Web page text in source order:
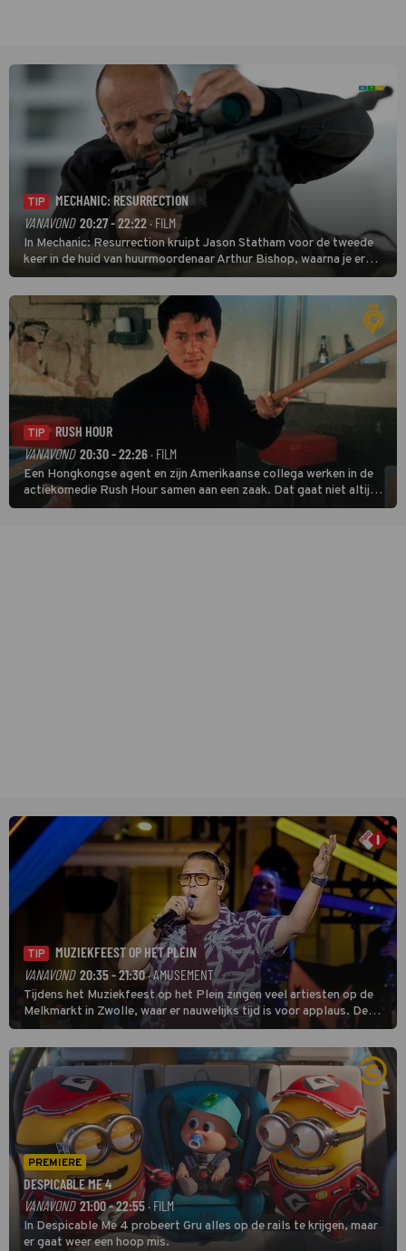
TIP
MECHANIC: RESURRECTION
VANAVOND 20:27 - 22:22· FILM
In Mechanic: Resurrection kruipt Jason Statham voor de tweede
keer in de huid van huurmoordenaar Arthur Bishop, waarna je er
donder op kunt zeggen dat er van Bishops geplande pensioen niet
veel terechtkomt.
TIP
RUSH HOUR
VANAVOND 20:30 - 22:26 · FILM
Een Hongkongse agent en zijn Amerikaanse collega werken in de
actiekomedie Rush Hour samen aan een zaak. Dat gaat niet altijd
van een leien dakje.
TIP
MUZIEKFEEST OP HET PLEIN
VANAVOND 20:35 - 21:30· AMUSEMENT
Tijdens het Muziekfeest op het Plein zingen veel artiesten op de
Melkmarkt in Zwolle, waar er nauwelijks tijd is voor applaus. De
grootste namen zijn André Hazes, Jannes, René Froger en
natuurlijk Rutger van Barneveld met zijn hit Zwoele Zomernachten.
PREMIERE
DESPICABLE ME 4
VANAVOND 21:00 - 22:55 · FILM
In Despicable Me 4 probeert Gru alles op de rails te krijgen, maar
er gaat weer een hoop mis.